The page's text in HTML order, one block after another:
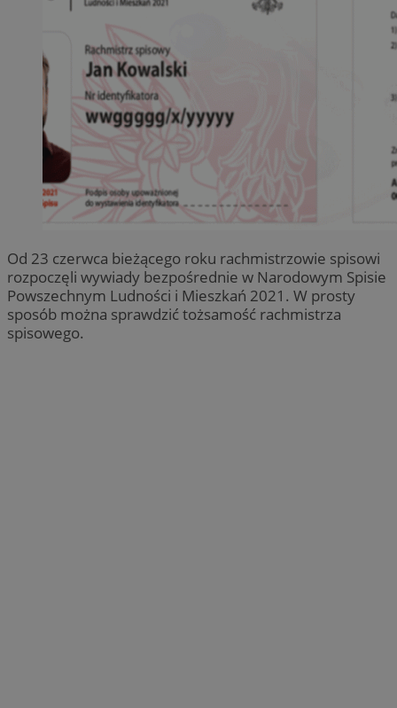
Od 23 czerwca bieżącego roku rachmistrzowie spisowi
rozpoczęli wywiady bezpośrednie w Narodowym Spisie
Powszechnym Ludności i Mieszkań 2021. W prosty
sposób można sprawdzić tożsamość rachmistrza
spisowego.